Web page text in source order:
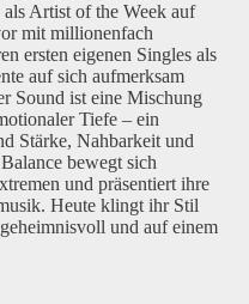
Artist of the Week auf
mit millionenfach
ersten eigenen Singles als
auf sich aufmerksam
Sound ist eine Mischung
Tiefe – ein
Stärke, Nahbarkeit und
bewegt sich
und präsentiert ihre
Heute klingt ihr Stil
und auf einem